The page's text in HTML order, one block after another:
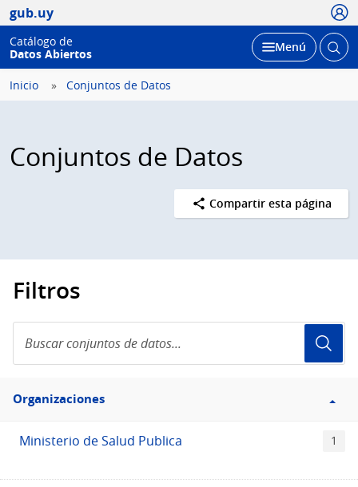
gub.uy
Catálogo de
Datos Abiertos
Desplegar
Menú Abrir
Inicio Conjuntos de Datos
Conjuntos de Datos
Compartir esta página
Filtros
conjuntos
de
Filtro
Organizaciones
Organizaciones
Ministerio de Salud Publica 1